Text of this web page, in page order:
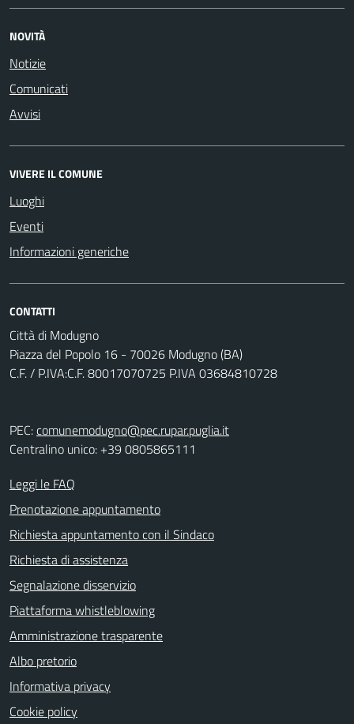
NOVITÀ
Notizie
Comunicati
Avvisi
VIVERE IL COMUNE
Luoghi
Eventi
Informazioni generiche
CONTATTI
Città di Modugno
Piazza del Popolo 16 - 70026 Modugno (BA)
C.F. / P.IVA:C.F. 80017070725 P.IVA 03684810728
PEC:comunemodugno@pec.rupar.puglia.it
Centralino unico: +39 0805865111
Leggi le FAQ
Prenotazione appuntamento
Richiesta appuntamento con il Sindaco
Richiesta di assistenza
Segnalazione disservizio
Piattaforma whistleblowing
Amministrazione trasparente
Albo pretorio
Informativa privacy
Cookie policy